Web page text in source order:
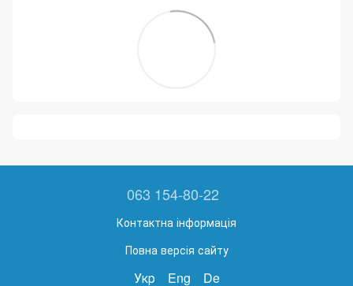
063 154-80-22
Контактна інформація
Повна версія сайту
Укр Eng De